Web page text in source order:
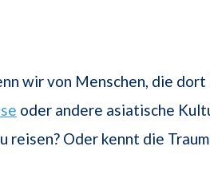
wir von Menschen, die
oder andere asiatische
reisen? Oder kennt die